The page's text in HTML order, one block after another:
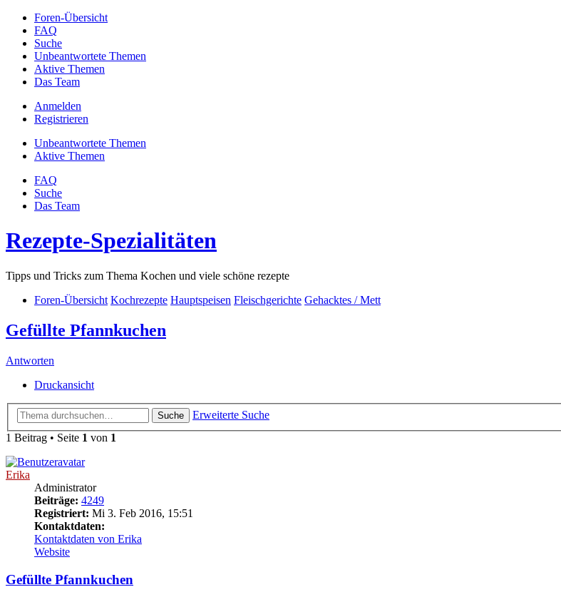
Foren-Übersicht
FAQ
Suche
Unbeantwortete Themen
Aktive Themen
Das Team
Anmelden
Registrieren
Unbeantwortete Themen
Aktive Themen
FAQ
Suche
Das Team
Rezepte-Spezialitäten
Tipps und Tricks zum Thema Kochen und viele schöne rezepte
Foren-Übersicht Kochrezepte Hauptspeisen Fleischgerichte Gehacktes / Mett
Gefüllte Pfannkuchen
Antworten
Druckansicht
Suche
Erweiterte Suche
1 Beitrag • Seite 1 von 1
Erika
Administrator
Beiträge: 4249
Registriert: Mi 3. Feb 2016, 15:51
Kontaktdaten:
Kontaktdaten von Erika
Website
Gefüllte Pfannkuchen